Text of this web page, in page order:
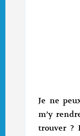
Je ne
m’y
trouver ?